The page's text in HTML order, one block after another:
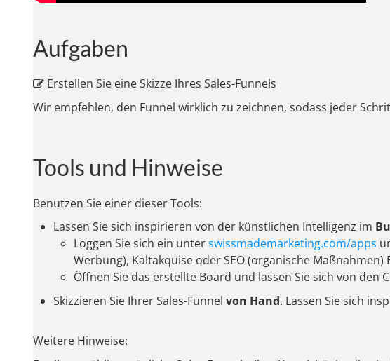
Aufgaben
Erstellen Sie eine Skizze Ihres Sales-Funnels
Wir empfehlen, den Funnel wirklich zu zeichnen, sodass jeder
Tools und Hinweise
Benutzen Sie einer dieser Tools:
Lassen Sie sich inspirieren von der künstlichen Intelligenz im
Loggen Sie sich ein unterswissmademarketing.com/apps
Werbung), Kaltakquise oder SEO (organische
Öffnen Sie das erstellte Board und lassen Sie sich von den
Skizzieren Sie Ihrer Sales-Funnel von Hand. Lassen Sie sich
Weitere Hinweise: